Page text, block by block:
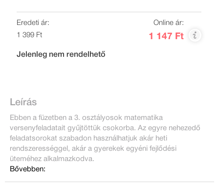
Eredeti ár:
1 399 Ft
Online ár:
1 147 Ft
Jelenleg nem rendelhető
Leírás
Ebben a füzetben a 3. osztályosok matematika
versenyfeladatait gyűjtöttük csokorba. Az egyre nehezedő
feladatsorokat szabadon használhatjuk akár heti
rendszerességgel, akár a gyerekek egyéni fejlődési
üteméhez alkalmazkodva.
Bővebben: